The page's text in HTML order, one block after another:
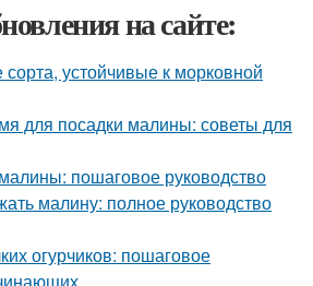
на сайте:
устойчивые к морковной
для посадки малины: советы для
пошаговое руководство
малину: полное руководство
огурчиков: пошаговое